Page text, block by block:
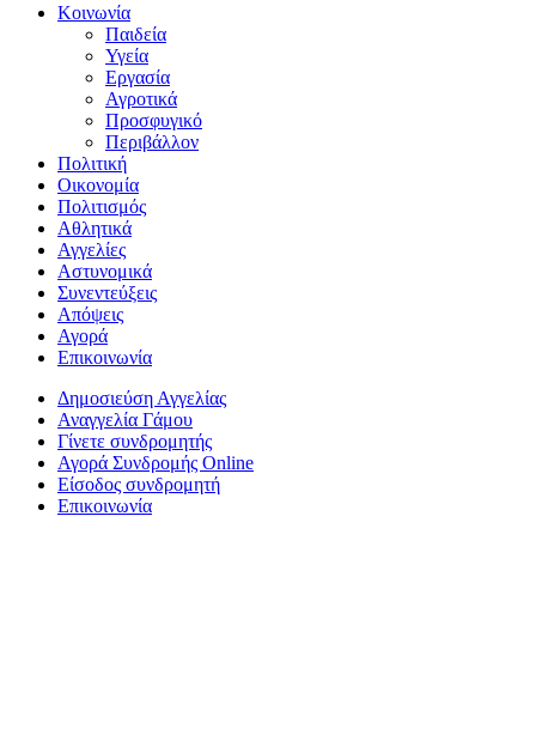
Κοινωνία
Παιδεία
Υγεία
Εργασία
Αγροτικά
Προσφυγικό
Περιβάλλον
Πολιτική
Οικονομία
Πολιτισμός
Αθλητικά
Αγγελίες
Αστυνομικά
Συνεντεύξεις
Απόψεις
Αγορά
Επικοινωνία
Δημοσιεύση Αγγελίας
Αναγγελία Γάμου
Γίνετε συνδρομητής
Αγορά Συνδρομής Online
Είσοδος συνδρομητή
Επικοινωνία